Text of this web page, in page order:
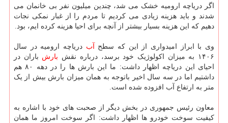
اگر دریاچه ارومیه خشک می شد، چندین میلیون نفر بی خانمان می
شدند و باید هزینه زیادی می کردیم تا مردم را از غبار نمکی نجات
دهیم که این هزینه بسیار بیشتر از آنچه برای احیا هزینه کرده ایم، بود.
وی با ابراز امیدواری از این که سطح آب دریاچه ارومیه در سال
۱۴۰۶ به میزان اکولوژیک خود برسد، درباره نقش
بارش باران در
احیای این دریاچه اظهار داشت: ما این بارش ها را در دهه ۸۰ هم
داشتیم اما در سه سال اخیر باتوجه به همان میزان بارش بیش از یک
متر به ارتفاع آب افزوده شده است.
معاون رئیس جمهوری در بخش دیگر از صحبت های خود با اشاره به
کیفیت سوخت خودرو ها اظهار داشت: اگر سوخت امروز ما همان